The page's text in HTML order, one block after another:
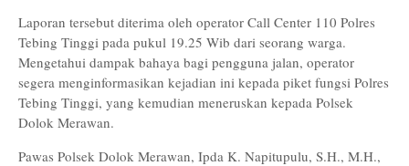
Laporan tersebut diterima oleh operator Call Center 110 Polres
Tebing Tinggi pada pukul 19.25 Wib dari seorang warga.
Mengetahui dampak bahaya bagi pengguna jalan, operator
segera menginformasikan kejadian ini kepada piket fungsi Polres
Tebing Tinggi, yang kemudian meneruskan kepada Polsek
Dolok Merawan.
Pawas Polsek Dolok Merawan, Ipda K. Napitupulu, S.H., M.H.,